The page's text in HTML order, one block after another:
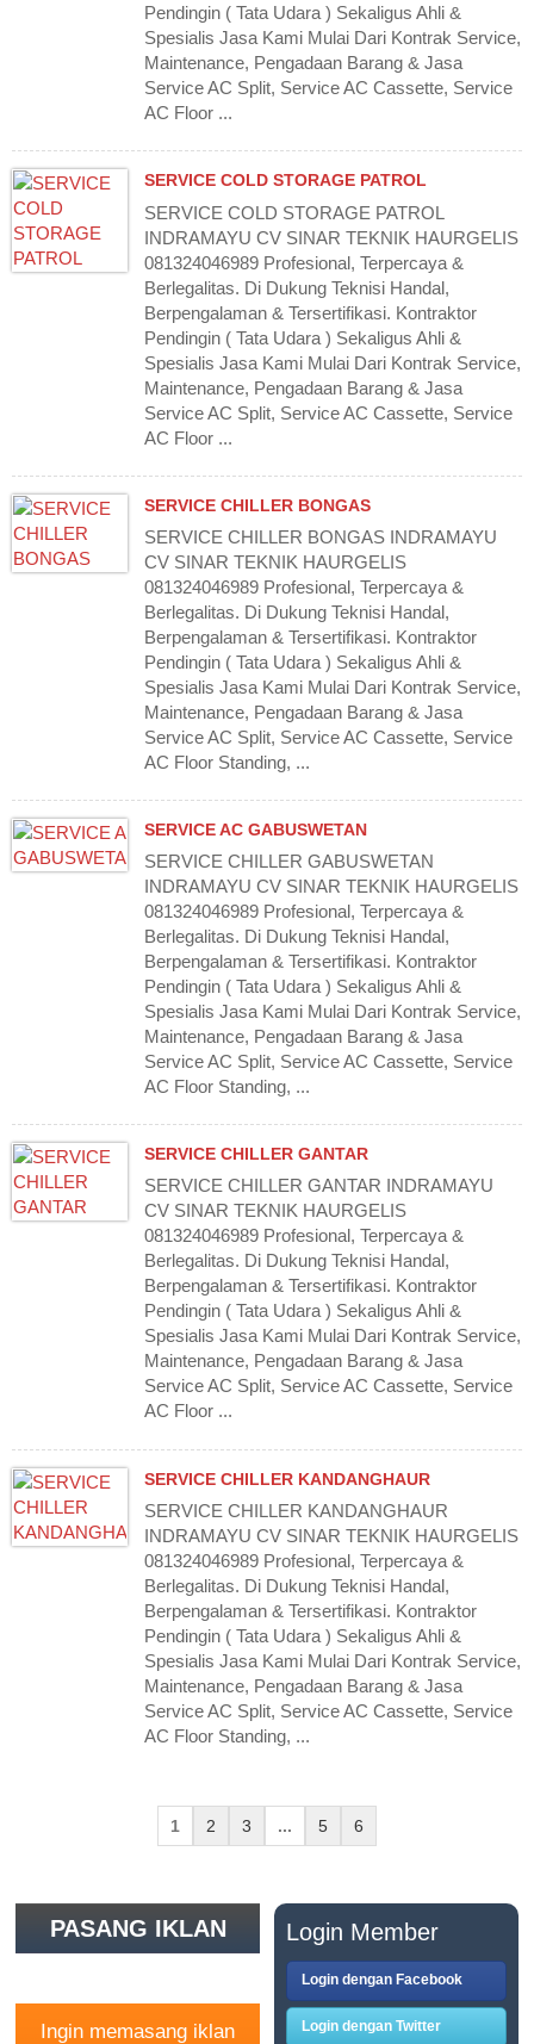
Pendingin ( Tata Udara ) Sekaligus Ahli &
Spesialis Jasa Kami Mulai Dari Kontrak Service,
Maintenance, Pengadaan Barang & Jasa
Service AC Split, Service AC Cassette, Service
AC Floor ...
SERVICE COLD STORAGE PATROL
SERVICE COLD STORAGE PATROL
INDRAMAYU CV SINAR TEKNIK HAURGELIS
081324046989 Profesional, Terpercaya &
Berlegalitas. Di Dukung Teknisi Handal,
Berpengalaman & Tersertifikasi. Kontraktor
Pendingin ( Tata Udara ) Sekaligus Ahli &
Spesialis Jasa Kami Mulai Dari Kontrak Service,
Maintenance, Pengadaan Barang & Jasa
Service AC Split, Service AC Cassette, Service
AC Floor ...
SERVICE CHILLER BONGAS
SERVICE CHILLER BONGAS INDRAMAYU
CV SINAR TEKNIK HAURGELIS
081324046989 Profesional, Terpercaya &
Berlegalitas. Di Dukung Teknisi Handal,
Berpengalaman & Tersertifikasi. Kontraktor
Pendingin ( Tata Udara ) Sekaligus Ahli &
Spesialis Jasa Kami Mulai Dari Kontrak Service,
Maintenance, Pengadaan Barang & Jasa
Service AC Split, Service AC Cassette, Service
AC Floor Standing, ...
SERVICE AC GABUSWETAN
SERVICE CHILLER GABUSWETAN
INDRAMAYU CV SINAR TEKNIK HAURGELIS
081324046989 Profesional, Terpercaya &
Berlegalitas. Di Dukung Teknisi Handal,
Berpengalaman & Tersertifikasi. Kontraktor
Pendingin ( Tata Udara ) Sekaligus Ahli &
Spesialis Jasa Kami Mulai Dari Kontrak Service,
Maintenance, Pengadaan Barang & Jasa
Service AC Split, Service AC Cassette, Service
AC Floor Standing, ...
SERVICE CHILLER GANTAR
SERVICE CHILLER GANTAR INDRAMAYU
CV SINAR TEKNIK HAURGELIS
081324046989 Profesional, Terpercaya &
Berlegalitas. Di Dukung Teknisi Handal,
Berpengalaman & Tersertifikasi. Kontraktor
Pendingin ( Tata Udara ) Sekaligus Ahli &
Spesialis Jasa Kami Mulai Dari Kontrak Service,
Maintenance, Pengadaan Barang & Jasa
Service AC Split, Service AC Cassette, Service
AC Floor ...
SERVICE CHILLER KANDANGHAUR
SERVICE CHILLER KANDANGHAUR
INDRAMAYU CV SINAR TEKNIK HAURGELIS
081324046989 Profesional, Terpercaya &
Berlegalitas. Di Dukung Teknisi Handal,
Berpengalaman & Tersertifikasi. Kontraktor
Pendingin ( Tata Udara ) Sekaligus Ahli &
Spesialis Jasa Kami Mulai Dari Kontrak Service,
Maintenance, Pengadaan Barang & Jasa
Service AC Split, Service AC Cassette, Service
AC Floor Standing, ...
1 2 3 ... 5 6
PASANG IKLAN
Ingin memasang iklan
Login Member
Login dengan Facebook
Login dengan Twitter